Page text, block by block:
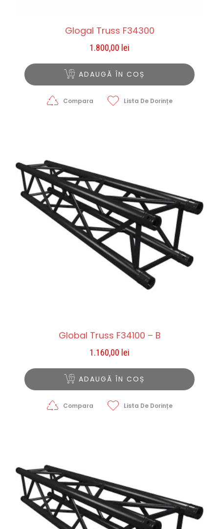
Glogal Truss F34300
1.800,00 lei
ADAUGĂ ÎN COȘ
Compara Lista De Dorințe
Global Truss F34100 – B
1.160,00 lei
ADAUGĂ ÎN COȘ
Compara Lista De Dorințe